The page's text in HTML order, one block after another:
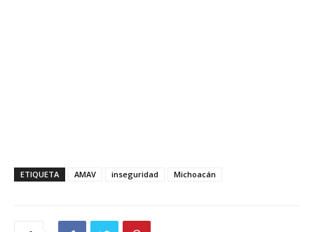
ETIQUETA AMAV inseguridad Michoacán